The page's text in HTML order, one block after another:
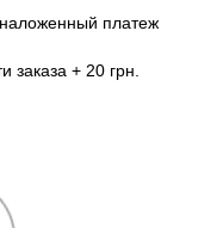
платеж
заказа + 20 грн.